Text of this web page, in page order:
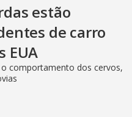
estão
de carro
EUA
comportamento dos cervos,